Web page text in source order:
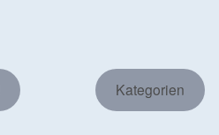
Kategorien